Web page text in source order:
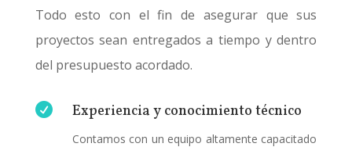
Todo esto con el fin de asegurar que sus
proyectos sean entregados a tiempo y dentro
del presupuesto acordado.
 Experiencia y conocimiento técnico
Contamos con un equipo altamente capacitado